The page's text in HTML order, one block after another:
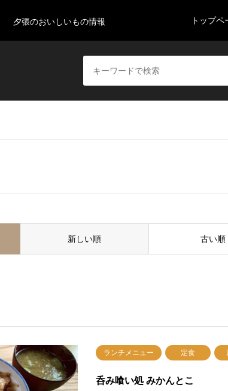
夕張のおいしいもの情報 トップペ
新しい順 古い順
ランチメニュー 定食
呑み喰い処 みかんとこ